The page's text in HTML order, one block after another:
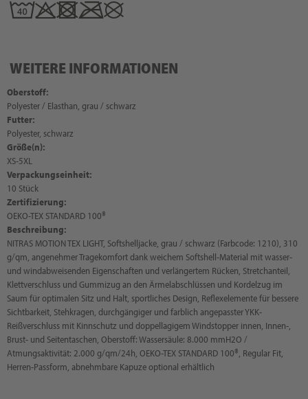
WEITERE INFORMATIONEN
Oberstoff:
Polyester / Elasthan, grau / schwarz
Futter:
Polyester, schwarz
Größe(n):
XS-5XL
Verpackungseinheit:
10 Stück
Zertifizierung:
OEKO-TEX STANDARD 100®
Beschreibung:
NITRAS MOTION TEX LIGHT, Softshelljacke, grau / schwarz (Farbcode: 1210), 310
g/qm, angenehmer Tragekomfort dank weichem Softshell-Material mit wasser-
und windabweisenden Eigenschaften und verlängertem Rücken, Stretchanteil,
Klettverschluss und Gummizug an den Ärmelabschlüssen und Kordelzug im
Saum für optimalen Sitz und Halt, sportliches Design, Reflexelemente für bessere
Sichtbarkeit, Stehkragen, durchgängiger und farblich angepasster YKK-
Reißverschluss mit Kinnschutz und doppellagigem Windstopper innen, Innen-,
Brust- und Seitentaschen, Oberstoff: Wassersäule: 8.000 mmH2O /
Atmungsaktivität: 2.000 g/qm/24h, OEKO-TEX STANDARD 100®, Regular Fit,
Herren-Passform, abnehmbare Kapuze optional erhältlich